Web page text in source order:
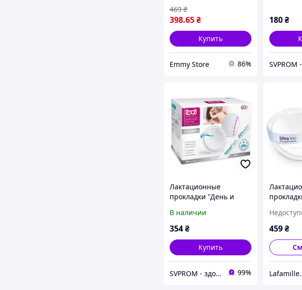
398.65₴
469 ₴
Купить
Emmy Store 86%
180₴
Лактационные
прокладки "День и
шт.
В наличии
354₴
Купить
SVPROM - здоровье и дом 99%
- 40 шт.
459₴